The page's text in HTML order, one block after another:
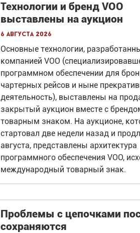
Технологии и бренд VOO
выставлены на аукцион
6 августа 2026
Основные технологии,
компанией VOO
программном обеспечении для
чартерных рейсов и ныне
деятельность), выставлены на
закрытый аукцион вместе с
товарным знаком. На аукционе,
стартовал две недели назад и
августа, представлены архитектура
программного обеспечения VOO,
международный товарный знак.
Проблемы с цепочками
сохраняются